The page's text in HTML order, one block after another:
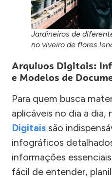
Jardineiros de
no viveiro de flores
Arquivos Digitais:
e Modelos de
Para quem busca
aplicáveis no dia a dia,
Digitais são
infográficos
informações
fácil de entender,